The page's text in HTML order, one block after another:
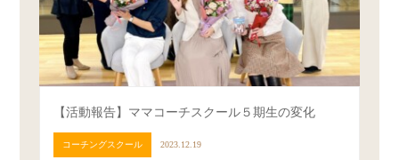
【活動報告】ママコーチスクール５期生の変化
コーチングスクール 2023.12.19